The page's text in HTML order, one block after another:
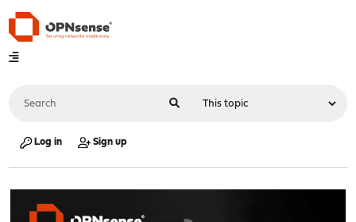
Log in Sign up